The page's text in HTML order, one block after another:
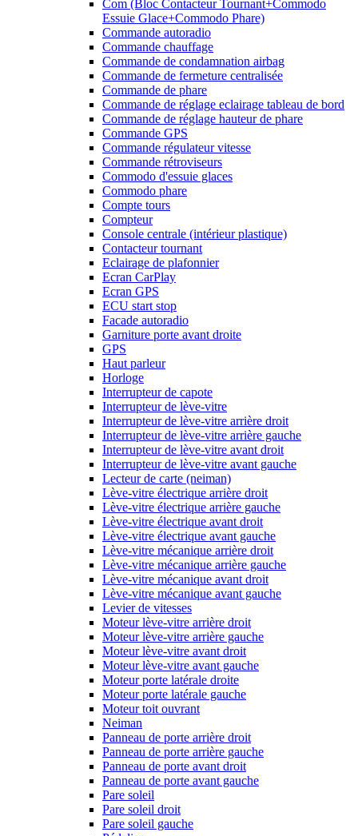
Com (Bloc Contacteur Tournant+Commodo
Essuie Glace+Commodo Phare)
Commande autoradio
Commande chauffage
Commande de condamnation airbag
Commande de fermeture centralisée
Commande de phare
Commande de réglage eclairage tableau de bord
Commande de réglage hauteur de phare
Commande GPS
Commande régulateur vitesse
Commande rétroviseurs
Commodo d'essuie glaces
Commodo phare
Compte tours
Compteur
Console centrale (intérieur plastique)
Contacteur tournant
Eclairage de plafonnier
Ecran CarPlay
Ecran GPS
ECU start stop
Facade autoradio
Garniture porte avant droite
GPS
Haut parleur
Horloge
Interrupteur de capote
Interrupteur de lève-vitre
Interrupteur de lève-vitre arrière droit
Interrupteur de lève-vitre arrière gauche
Interrupteur de lève-vitre avant droit
Interrupteur de lève-vitre avant gauche
Lecteur de carte (neiman)
Lève-vitre électrique arrière droit
Lève-vitre électrique arrière gauche
Lève-vitre électrique avant droit
Lève-vitre électrique avant gauche
Lève-vitre mécanique arrière droit
Lève-vitre mécanique arrière gauche
Lève-vitre mécanique avant droit
Lève-vitre mécanique avant gauche
Levier de vitesses
Moteur lève-vitre arrière droit
Moteur lève-vitre arrière gauche
Moteur lève-vitre avant droit
Moteur lève-vitre avant gauche
Moteur porte latérale droite
Moteur porte latérale gauche
Moteur toit ouvrant
Neiman
Panneau de porte arrière droit
Panneau de porte arrière gauche
Panneau de porte avant droit
Panneau de porte avant gauche
Pare soleil
Pare soleil droit
Pare soleil gauche